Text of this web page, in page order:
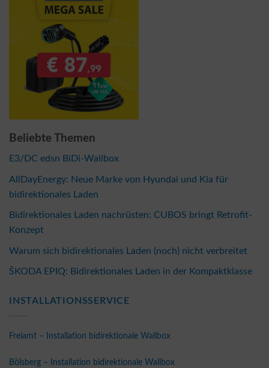
Beliebte Themen
E3/DC edsn BiDi-Wallbox
AllDayEnergy: Neue Marke von Hyundai und Kia für
bidirektionales Laden
Bidirektionales Laden nachrüsten: CUBOS bringt Retrofit-
Konzept
Warum sich bidirektionales Laden (noch) nicht verbreitet
ŠKODA EPIQ: Bidirektionales Laden in der Kompaktklasse
INSTALLATIONSSERVICE
Freiamt – Installation bidirektionale Wallbox
Bölsberg – Installation bidirektionale Wallbox